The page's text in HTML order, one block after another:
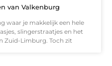
van Valkenburg
waar je makkelijk een hele
slingerstraatjes en het
Zuid-Limburg. Toch zit